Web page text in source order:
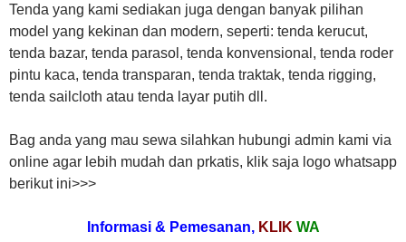
Tenda yang kami sediakan juga dengan banyak pilihan
model yang kekinan dan modern, seperti: tenda kerucut,
tenda bazar, tenda parasol, tenda konvensional, tenda roder
pintu kaca, tenda transparan, tenda traktak, tenda rigging,
tenda sailcloth atau tenda layar putih dll.
Bag anda yang mau sewa silahkan hubungi admin kami via
online agar lebih mudah dan prkatis, klik saja logo whatsapp
berikut ini>>>
Informasi & Pemesanan, KLIK WA